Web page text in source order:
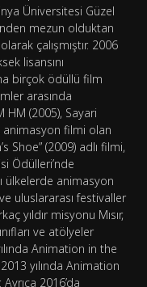
Üniversitesi Güzel
mezun olduktan
çalışmıştır. 2006
lisansını
birçok ödüllü film
arasında
HM (2005), Sayari
animasyon filmi olan
Shoe” (2009) adlı filmi,
Ödülleri’nde
ülkelerde animasyon
uluslararası festivaller
yıldır misyonu Mısır,
ve atölyeler
Animation in the
yılında Animation
Ayrıca 2016’da